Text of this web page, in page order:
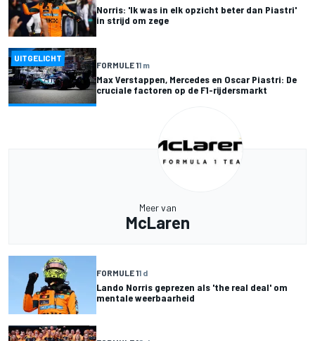
Norris: 'Ik was in elk opzicht beter dan Piastri'
in strijd om zege
UITGELICHT
FORMULE 11 m
Max Verstappen, Mercedes en Oscar Piastri: De
cruciale factoren op de F1-rijdersmarkt
Meer van
McLaren
FORMULE 11 d
Lando Norris geprezen als 'the real deal' om
mentale weerbaarheid